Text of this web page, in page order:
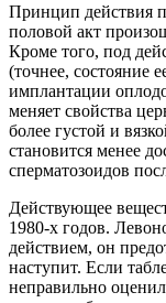
Принцип действия
половой акт
Кроме того, под
(точнее, состояние
имплантации
меняет свойства
более густой и
становится менее
сперматозоидов
Действующее
1980-х годов.
действием, он
наступит. Если
неправильно